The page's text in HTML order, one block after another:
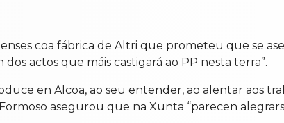
coa fábrica de Altri que prometeu que se
actos que máis castigará ao PP nesta terra”.
en Alcoa, ao seu entender, ao alentar aos
asegurou que na Xunta “parecen